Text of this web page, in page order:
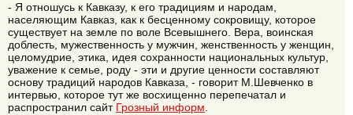
- Я отношусь к Кавказу, к его традициям и народам,
населяющим Кавказ, как к бесценному сокровищу, которое
существует на земле по воле Всевышнего. Вера, воинская
доблесть, мужественность у мужчин, женственность у женщин,
целомудрие, этика, идея сохранности национальных культур,
уважение к семье, роду - эти и другие ценности составляют
основу традиций народов Кавказа, - говорит М.Шевченко в
интервью, которое тут же восхищенно перепечатал и
распространил сайт Грозный информ